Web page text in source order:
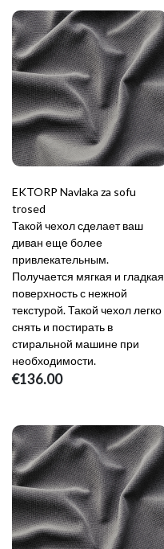
EKTORP Navlaka za sofu
trosed
Такой чехол сделает ваш
диван еще более
привлекательным.
Получается мягкая и гладкая
поверхность с нежной
текстурой. Такой чехол легко
снять и постирать в
стиральной машине при
необходимости.
€136.00